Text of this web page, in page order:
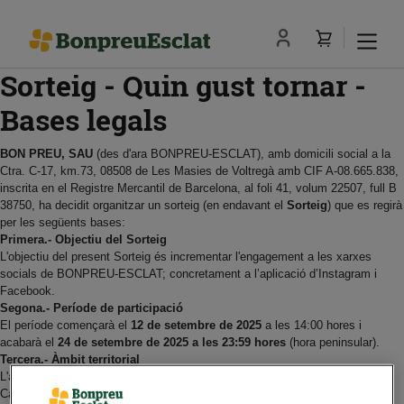
Sorteig - Quin gust tornar -
Bases legals
BON PREU, SAU (des d'ara BONPREU-ESCLAT), amb domicili social a la
Ctra. C-17, km.73, 08508 de Les Masies de Voltregà amb CIF A-08.665.838,
inscrita en el Registre Mercantil de Barcelona, al foli 41, volum 22507, full B
38750, ha decidit organitzar un sorteig (en endavant el Sorteig) que es regirà
per les següents bases:
Primera.- Objectiu del Sorteig
L'objectiu del present Sorteig és incrementar l'engagement a les xarxes
socials de BONPREU-ESCLAT; concretament a l’aplicació d’Instagram i
Facebook.
Segona.- Període de participació
El període començarà el 12 de setembre de 2025 a les 14:00 hores i
acabarà el 24 de setembre de 2025 a les 23:59 hores (hora peninsular).
Tercera.- Àmbit territorial
L'àmbit territorial del present Sorteig és la Comunitat Autònoma de
Catalunya. Podran participar en el Sorteig totes aquelles persones que